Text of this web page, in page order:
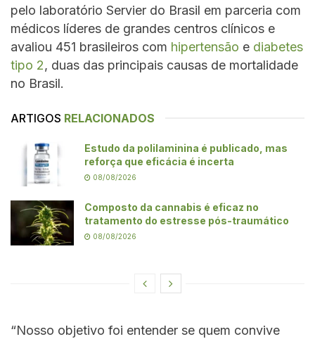
pelo laboratório Servier do Brasil em parceria com
médicos líderes de grandes centros clínicos e
avaliou 451 brasileiros com hipertensão e diabetes
tipo 2, duas das principais causas de mortalidade
no Brasil.
ARTIGOS RELACIONADOS
Estudo da polilaminina é publicado, mas
reforça que eficácia é incerta
08/08/2026
Composto da cannabis é eficaz no
tratamento do estresse pós-traumático
08/08/2026
“Nosso objetivo foi entender se quem convive